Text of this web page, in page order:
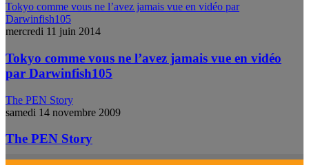
Tokyo comme vous ne l’avez jamais vue en vidéo par
Darwinfish105
mercredi 11 juin 2014
Tokyo comme vous ne l’avez jamais vue en vidéo
par Darwinfish105
The PEN Story
samedi 14 novembre 2009
The PEN Story